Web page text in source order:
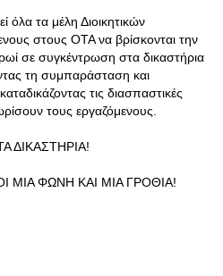
όλα τα μέλη Διοικητικών
στους ΟΤΑ να βρίσκονται την
σε συγκέντρωση στα δικαστήρια
τη συμπαράσταση και
τις διασπαστικές
τους εργαζόμενους.
ΔΙΚΑΣΤΗΡΙΑ!
ΜΙΑ ΦΩΝΗ ΚΑΙ ΜΙΑ ΓΡΟΘΙΑ!